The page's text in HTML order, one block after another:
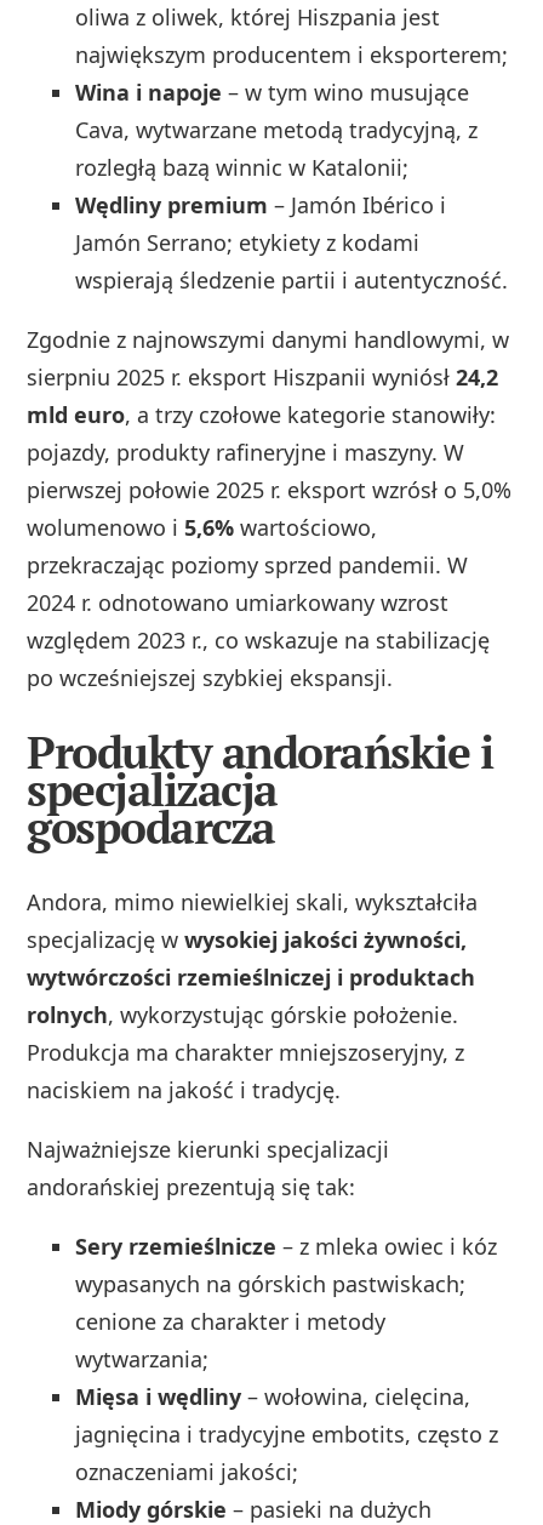
oliwa z oliwek, której Hiszpania jest
największym producentem i eksporterem;
Wina i napoje – w tym wino musujące
Cava, wytwarzane metodą tradycyjną, z
rozległą bazą winnic w Katalonii;
Wędliny premium – Jamón Ibérico i
Jamón Serrano; etykiety z kodami
wspierają śledzenie partii i autentyczność.
Zgodnie z najnowszymi danymi handlowymi, w
sierpniu 2025 r. eksport Hiszpanii wyniósł24,2
mld euro, a trzy czołowe kategorie stanowiły:
pojazdy, produkty rafineryjne i maszyny. W
pierwszej połowie 2025 r. eksport wzrósł o 5,0%
wolumenowo i5,6% wartościowo,
przekraczając poziomy sprzed pandemii. W
2024 r. odnotowano umiarkowany wzrost
względem 2023 r., co wskazuje na stabilizację
po wcześniejszej szybkiej ekspansji.
Produkty andorańskie i
specjalizacja
gospodarcza
Andora, mimo niewielkiej skali, wykształciła
specjalizację wwysokiej jakości żywności,
wytwórczości rzemieślniczej i produktach
rolnych, wykorzystując górskie położenie.
Produkcja ma charakter mniejszoseryjny, z
naciskiem na jakość i tradycję.
Najważniejsze kierunki specjalizacji
andorańskiej prezentują się tak:
Sery rzemieślnicze – z mleka owiec i kóz
wypasanych na górskich pastwiskach;
cenione za charakter i metody
wytwarzania;
Mięsa i wędliny – wołowina, cielęcina,
jagnięcina i tradycyjne embotits, często z
oznaczeniami jakości;
Miody górskie – pasieki na dużych